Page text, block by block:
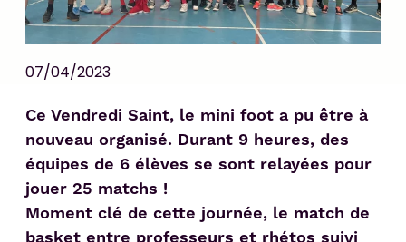
07/04/2023
Ce Vendredi Saint, le mini foot a pu être à
nouveau organisé. Durant 9 heures, des
équipes de 6 élèves se sont relayées pour
jouer 25 matchs !
Moment clé de cette journée, le match de